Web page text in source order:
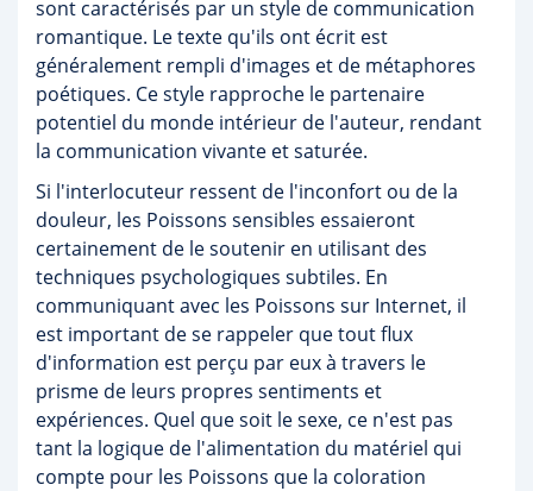
sont caractérisés par un style de communication
romantique. Le texte qu'ils ont écrit est
généralement rempli d'images et de métaphores
poétiques. Ce style rapproche le partenaire
potentiel du monde intérieur de l'auteur, rendant
la communication vivante et saturée.
Si l'interlocuteur ressent de l'inconfort ou de la
douleur, les Poissons sensibles essaieront
certainement de le soutenir en utilisant des
techniques psychologiques subtiles. En
communiquant avec les Poissons sur Internet, il
est important de se rappeler que tout flux
d'information est perçu par eux à travers le
prisme de leurs propres sentiments et
expériences. Quel que soit le sexe, ce n'est pas
tant la logique de l'alimentation du matériel qui
compte pour les Poissons que la coloration